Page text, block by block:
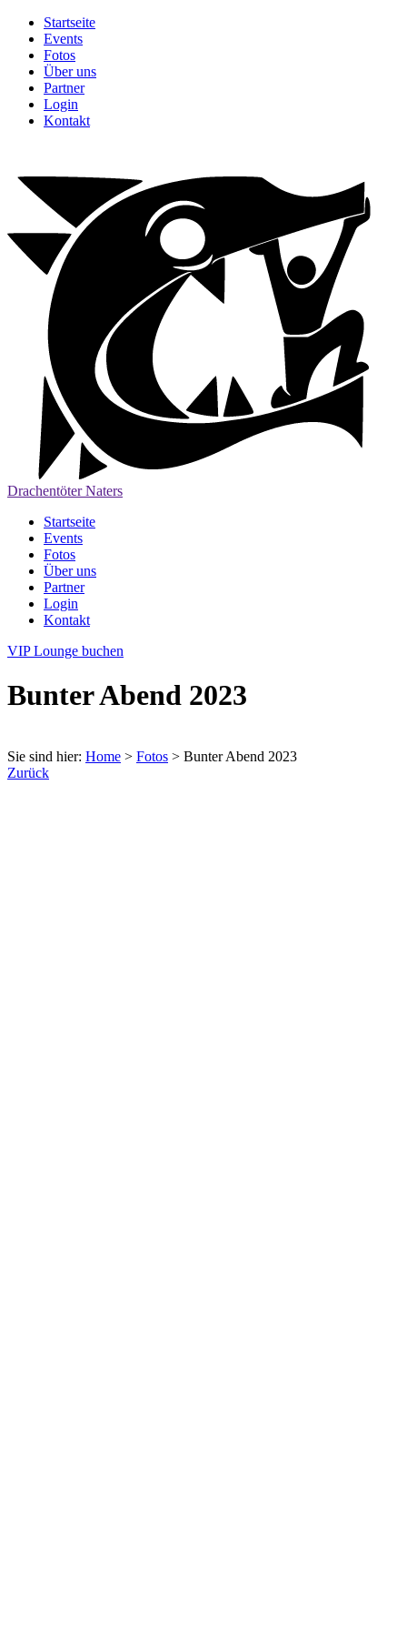
Startseite
Events
Fotos
Über uns
Partner
Login
Kontakt
Drachentöter Naters
Startseite
Events
Fotos
Über uns
Partner
Login
Kontakt
VIP Lounge buchen
Bunter Abend 2023
Sie sind hier: Home > Fotos > Bunter Abend 2023
Zurück